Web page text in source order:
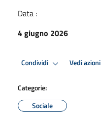
Data :
4 giugno 2026
Condividi Vedi azioni
Categorie:
Sociale